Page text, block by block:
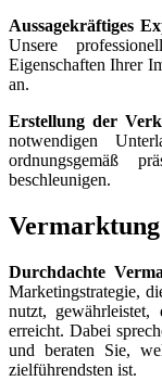
Aussagekräftiges
Unsere
Eigenschaften Ihrer
an.
Erstellung der
notwendigen
ordnungsgemäß
beschleunigen.
Vermarktung
Durchdachte
Marketingstrategie,
nutzt,
erreicht. Dabei
und beraten Sie,
zielführendsten ist.